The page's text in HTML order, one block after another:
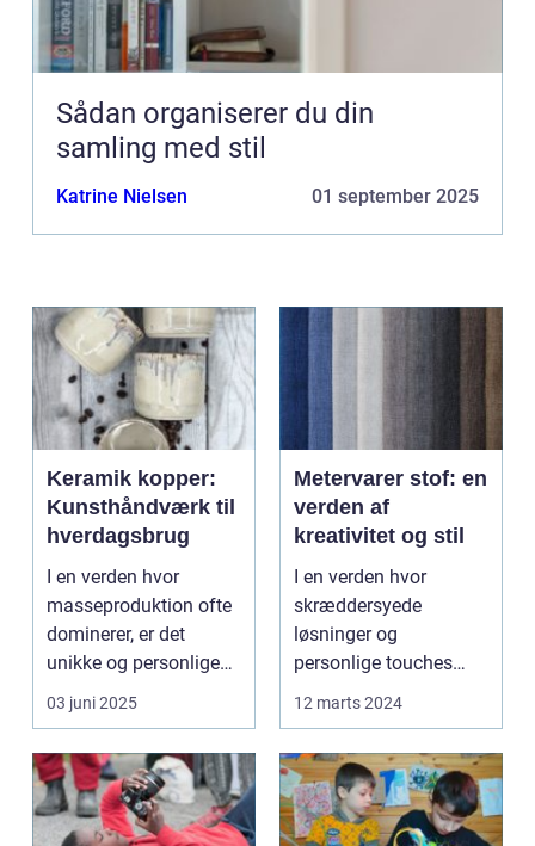
Sådan organiserer du din
samling med stil
Katrine Nielsen 01 september 2025
Keramik kopper:
Kunsthåndværk til
hverdagsbrug
I en verden hvor
masseproduktion ofte
dominerer, er det
unikke og personlige
håndværk so...
03 juni 2025
Metervarer stof: en
verden af
kreativitet og stil
I en verden hvor
skræddersyede
løsninger og
personlige touches
betyder mere og mere,
12 marts 2024